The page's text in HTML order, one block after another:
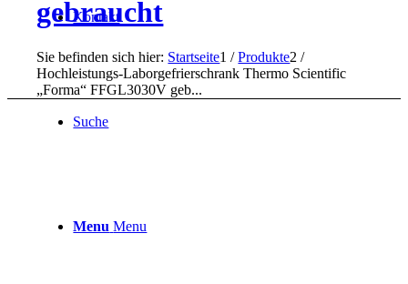
Kontakt
Suche
Menu Menu
gebraucht
Sie befinden sich hier: Startseite1 / Produkte2 /
Hochleistungs-Laborgefrierschrank Thermo Scientific
„Forma“ FFGL3030V geb...